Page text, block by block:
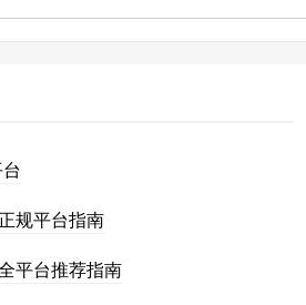
规平台指南
平台推荐指南